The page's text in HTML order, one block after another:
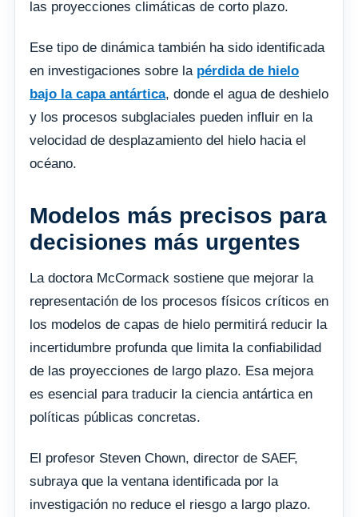
las proyecciones climáticas de corto plazo.
Ese tipo de dinámica también ha sido identificada
en investigaciones sobre la pérdida de hielo
bajo la capa antártica, donde el agua de deshielo
y los procesos subglaciales pueden influir en la
velocidad de desplazamiento del hielo hacia el
océano.
Modelos más precisos para
decisiones más urgentes
La doctora McCormack sostiene que mejorar la
representación de los procesos físicos críticos en
los modelos de capas de hielo permitirá reducir la
incertidumbre profunda que limita la confiabilidad
de las proyecciones de largo plazo. Esa mejora
es esencial para traducir la ciencia antártica en
políticas públicas concretas.
El profesor Steven Chown, director de SAEF,
subraya que la ventana identificada por la
investigación no reduce el riesgo a largo plazo.